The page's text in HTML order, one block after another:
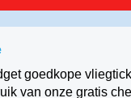
goedkope
van onze gratis